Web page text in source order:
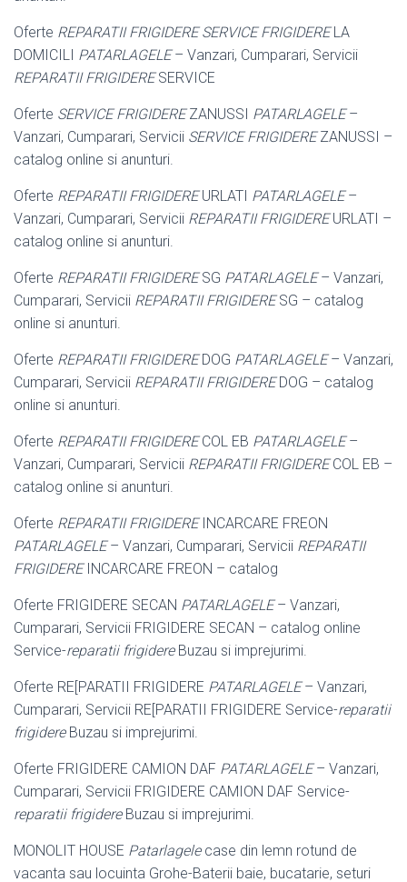
Oferte REPARATII FRIGIDERE SERVICE FRIGIDERELA
DOMICILI PATARLAGELE– Vanzari, Cumparari, Servicii
REPARATII FRIGIDERESERVICE
Oferte SERVICE FRIGIDEREZANUSSI PATARLAGELE–
Vanzari, Cumparari, Servicii SERVICE FRIGIDEREZANUSSI –
catalog online si anunturi.
Oferte REPARATII FRIGIDEREURLATI PATARLAGELE–
Vanzari, Cumparari, Servicii REPARATII FRIGIDEREURLATI –
catalog online si anunturi.
Oferte REPARATII FRIGIDERESG PATARLAGELE– Vanzari,
Cumparari, Servicii REPARATII FRIGIDERESG – catalog
online si anunturi.
Oferte REPARATII FRIGIDEREDOG PATARLAGELE– Vanzari,
Cumparari, Servicii REPARATII FRIGIDEREDOG – catalog
online si anunturi.
Oferte REPARATII FRIGIDERECOL EB PATARLAGELE–
Vanzari, Cumparari, Servicii REPARATII FRIGIDERECOL EB –
catalog online si anunturi.
Oferte REPARATII FRIGIDEREINCARCARE FREON
PATARLAGELE– Vanzari, Cumparari, Servicii REPARATII
FRIGIDEREINCARCARE FREON – catalog
Oferte FRIGIDERE SECAN PATARLAGELE– Vanzari,
Cumparari, Servicii FRIGIDERE SECAN – catalog online
Service-reparatii frigidereBuzau si imprejurimi.
Oferte RE[PARATII FRIGIDERE PATARLAGELE– Vanzari,
Cumparari, Servicii RE[PARATII FRIGIDERE Service-reparatii
frigidereBuzau si imprejurimi.
Oferte FRIGIDERE CAMION DAF PATARLAGELE– Vanzari,
Cumparari, Servicii FRIGIDERE CAMION DAF Service-
reparatii frigidereBuzau si imprejurimi.
MONOLIT HOUSE Patarlagelecase din lemn rotund de
vacanta sau locuinta Grohe-Baterii baie, bucatarie, seturi